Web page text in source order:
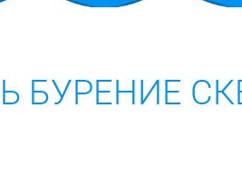
БУРЕНИЕ